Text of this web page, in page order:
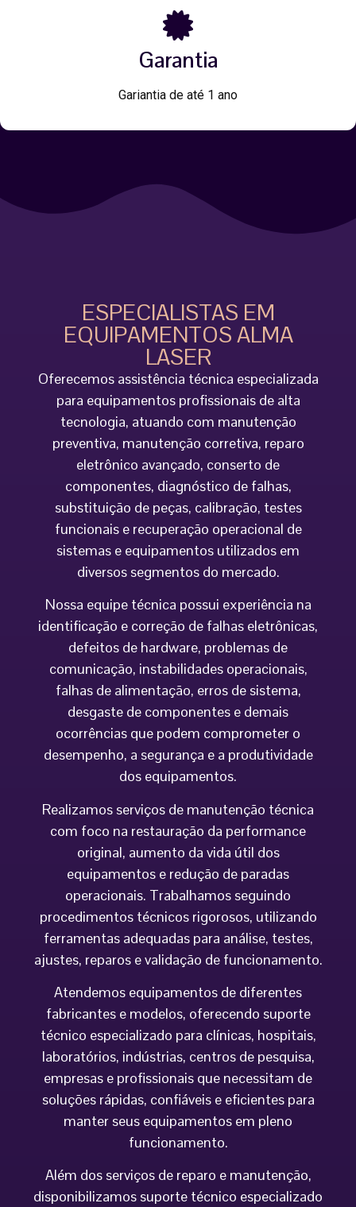
Garantia
Gariantia de até 1 ano
ESPECIALISTAS EM
EQUIPAMENTOS ALMA
LASER
Oferecemos assistência técnica especializada
para equipamentos profissionais de alta
tecnologia, atuando com manutenção
preventiva, manutenção corretiva, reparo
eletrônico avançado, conserto de
componentes, diagnóstico de falhas,
substituição de peças, calibração, testes
funcionais e recuperação operacional de
sistemas e equipamentos utilizados em
diversos segmentos do mercado.
Nossa equipe técnica possui experiência na
identificação e correção de falhas eletrônicas,
defeitos de hardware, problemas de
comunicação, instabilidades operacionais,
falhas de alimentação, erros de sistema,
desgaste de componentes e demais
ocorrências que podem comprometer o
desempenho, a segurança e a produtividade
dos equipamentos.
Realizamos serviços de manutenção técnica
com foco na restauração da performance
original, aumento da vida útil dos
equipamentos e redução de paradas
operacionais. Trabalhamos seguindo
procedimentos técnicos rigorosos, utilizando
ferramentas adequadas para análise, testes,
ajustes, reparos e validação de funcionamento.
Atendemos equipamentos de diferentes
fabricantes e modelos, oferecendo suporte
técnico especializado para clínicas, hospitais,
laboratórios, indústrias, centros de pesquisa,
empresas e profissionais que necessitam de
soluções rápidas, confiáveis e eficientes para
manter seus equipamentos em pleno
funcionamento.
Além dos serviços de reparo e manutenção,
disponibilizamos suporte técnico especializado